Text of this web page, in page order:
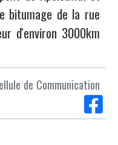
bitumage de la rue
d'environ 3000km
de Communication